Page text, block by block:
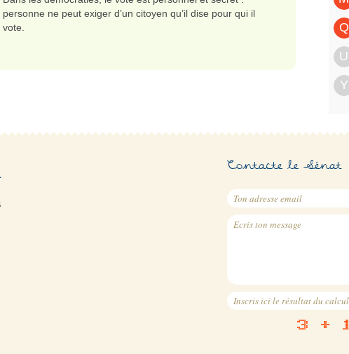
personne ne peut exiger d’un citoyen qu’il dise pour qui il
vote.
Q
U
Y
Contacte le Sénat